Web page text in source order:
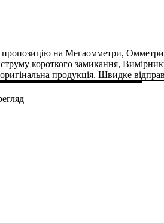
на Мегаомметри,
короткого замикання,
продукція. Швидке